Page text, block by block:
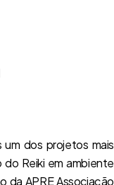
dos projetos mais
Reiki em ambiente
da APRE Associação